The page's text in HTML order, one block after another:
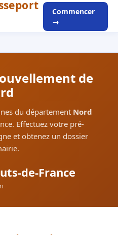
Commencer
→
de
du département Nord
Effectuez votre pré-
et obtenez un dossier
de-France